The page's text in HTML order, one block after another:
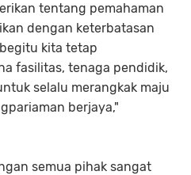
tentang pemahaman
dengan keterbatasan
kita tetap
fasilitas, tenaga pendidik,
selalu merangkak maju
berjaya,"
semua pihak sangat